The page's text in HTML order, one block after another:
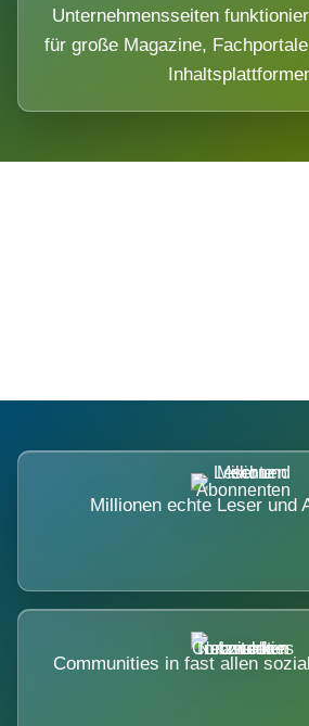
Unternehmensseiten
für große Magazine,
Millionen echte Leser und
Communities in fast allen